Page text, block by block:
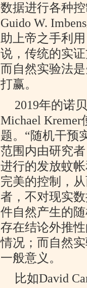
数据进行各种
Guido W. Imbens
助上帝之手利
说，传统的实
而自然实验法
打赢。
2019年的诺
Michael Kremer
题。 “随机干预
范围内由研究
进行的发放蚊
完美的控制，
者，不对现实
件自然产生的
存在结论外推
情况；而自然
一般意义。
比如David